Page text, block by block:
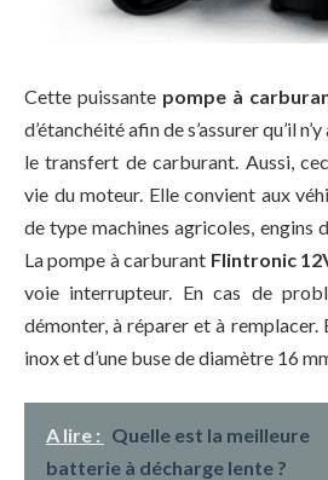
Cette puissante pompe à
d’étanchéité afin de s’assurer qu’il
le transfert de carburant. Aussi,
vie du moteur. Elle convient aux
de type machines agricoles, engins
La pompe à carburant Flintronic
voie interrupteur. En cas de
démonter, à réparer et à remplacer.
inox et d’une buse de diamètre 16
A lire : Quelle est la meilleure
batterie à décharge lente ?